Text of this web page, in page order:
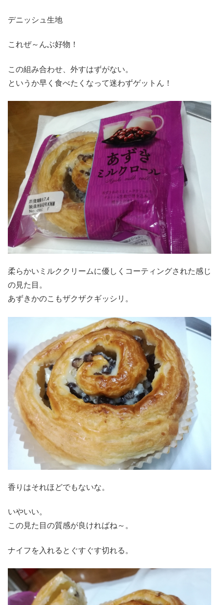
デニッシュ生地
これぜ～んぶ好物！
この組み合わせ、外すはずがない。
というか早く食べたくなって迷わずゲットん！
柔らかいミルククリームに優しくコーティングされた感じ
の見た目。
あずきかのこもザクザクギッシリ。
香りはそれほどでもないな。
いやいい。
この見た目の質感が良ければね～。
ナイフを入れるとぐすぐす切れる。